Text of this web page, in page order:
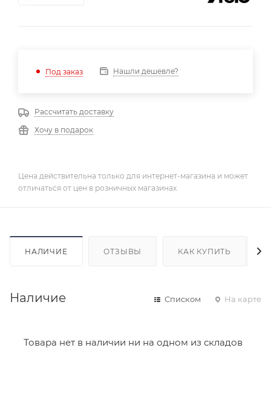
Под заказ Нашли дешевле?
Рассчитать доставку
Хочу в подарок
Цена действительна только для интернет-магазина и может
отличаться от цен в розничных магазинах
НАЛИЧИЕ ОТЗЫВЫ КАК КУПИТЬ
Наличие Списком На карте
Товара нет в наличии ни на одном из складов